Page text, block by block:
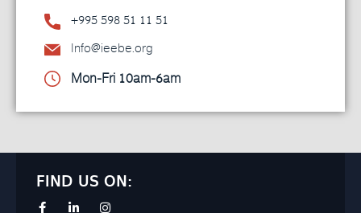
+995 598 51 11 51
Info@ieebe.org
Mon-Fri 10am-6am
FIND US ON: